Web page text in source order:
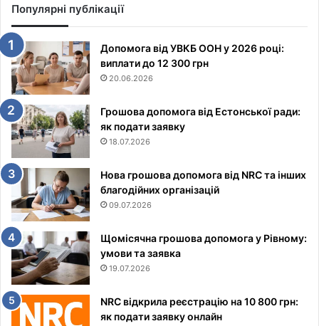
Популярні публікації
Допомога від УВКБ ООН у 2026 році:
виплати до 12 300 грн
20.06.2026
Грошова допомога від Естонської ради:
як подати заявку
18.07.2026
Нова грошова допомога від NRC та інших
благодійних організацій
09.07.2026
Щомісячна грошова допомога у Рівному:
умови та заявка
19.07.2026
NRC відкрила реєстрацію на 10 800 грн:
як подати заявку онлайн